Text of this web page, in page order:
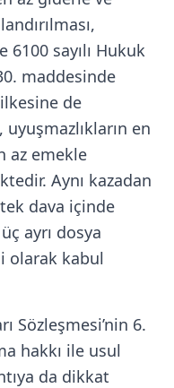
6100 sayılı Hukuk
maddesinde
de
en
az emekle
Aynı kazadan
dava içinde
ayrı dosya
olarak kabul
Sözleşmesi’nin 6.
hakkı ile usul
da dikkat